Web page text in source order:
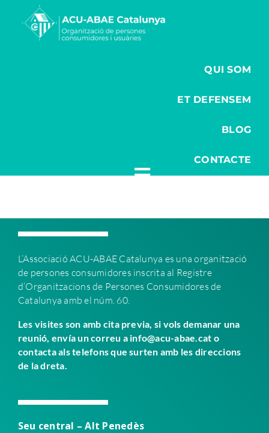
contenido
QUI SOM
ET DEFENSEM
BLOG
CONTACTE
L’Associació ACU-ABAE Catalunya es una organització
de persones consumidores inscrita al Registre
d’Organitzacions de Persones Consumidores de
Catalunya amb el núm. 60.
Les visites son amb cita previa, si vols demanar una
reunió, envía un correu a info@acu-abae.cat o
contacta als telefons que surten amb les direccions
de la dreta.
Seu central – Alt Penedès